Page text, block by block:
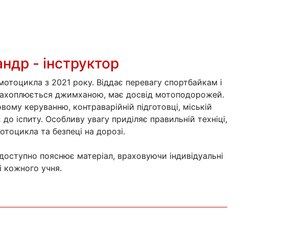
- інструктор
з 2021 року. Віддає перевагу спортбайкам і
джимханою, має досвід мотоподорожей.
керуванню, контраварійній підготовці, міській
до іспиту. Особливу увагу приділяє правильній техніці,
та безпеці на дорозі.
пояснює матеріал, враховуючи індивідуальні
кожного учня.